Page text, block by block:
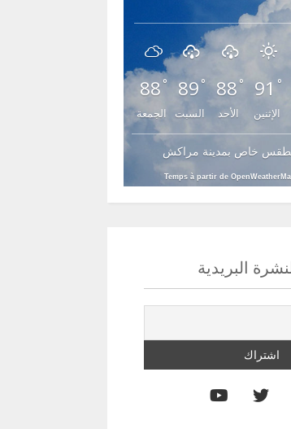
88 °
الجمعة
89 °
السبت
88 °
الأحد
91 °
الإثنين
خاص بمدينة مراكش
Temps à partir de
البريدية